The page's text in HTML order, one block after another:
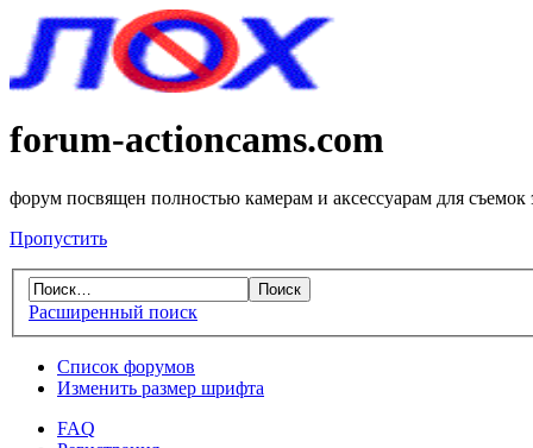
forum-actioncams.com
форум посвящен полностью камерам и аксессуарам для съемок
Пропустить
Расширенный поиск
Список форумов
Изменить размер шрифта
FAQ